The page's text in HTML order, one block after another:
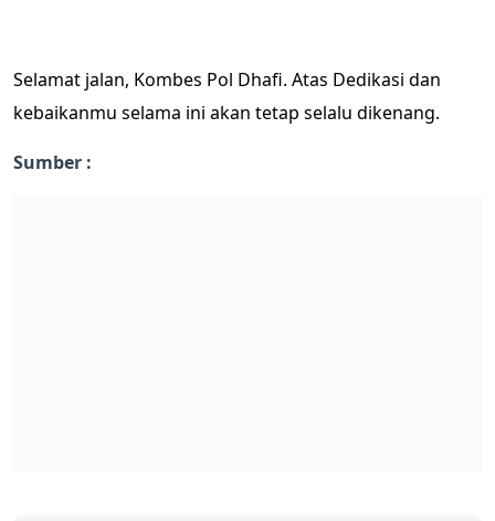
Selamat jalan, Kombes Pol Dhafi. Atas Dedikasi dan
kebaikanmu selama ini akan tetap selalu dikenang.
Sumber :